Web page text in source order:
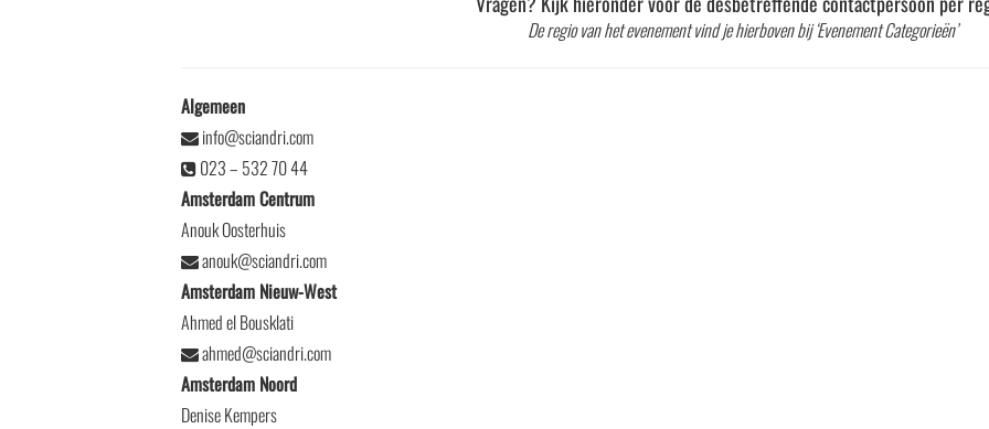
De regio van het evenement vind je hierboven bij ‘Evenement Categorieën’
Algemeen
info@sciandri.com
023 – 532 70 44
Amsterdam Centrum
Anouk Oosterhuis
anouk@sciandri.com
Amsterdam Nieuw-West
Ahmed el Bousklati
ahmed@sciandri.com
Amsterdam Noord
Denise Kempers